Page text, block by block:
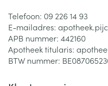
Telefoon: 09 226 14 93
E-mailadres:
APB nummer: 442160
Apotheek titularis:
BTW nummer: